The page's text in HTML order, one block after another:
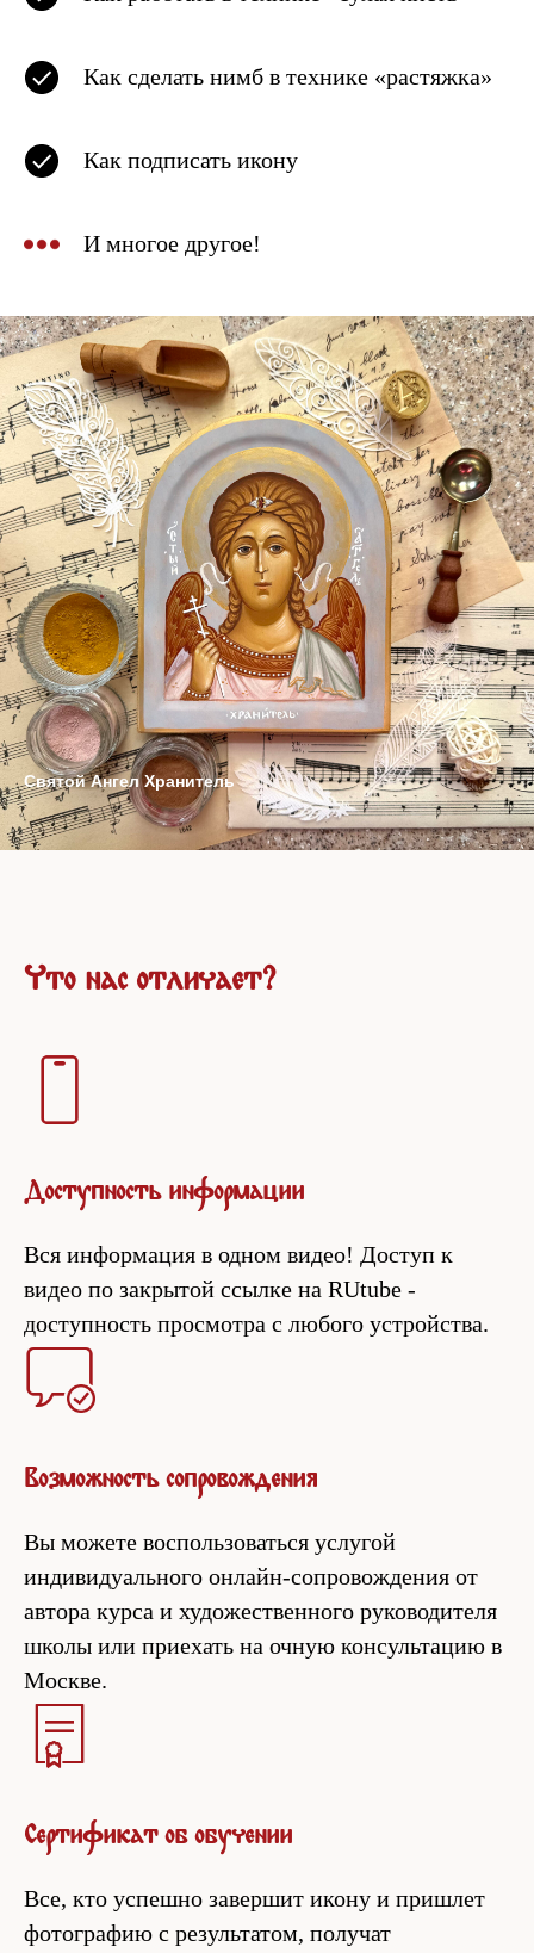
Как сделать нимб в технике «растяжка»
Как подписать икону
И многое другое!
Святой Ангел Хранитель
Что нас отличает?
Доступность информации
Вся информация в одном видео! Доступ к
видео по закрытой ссылке на RUtube -
доступность просмотра с любого устройства.
Возможность сопровождения
Вы можете воспользоваться услугой
индивидуального онлайн-сопровождения от
автора курса и художественного руководителя
школы или приехать на очную консультацию в
Москве.
Сертификат об обучении
Все, кто успешно завершит икону и пришлет
фотографию с результатом, получат